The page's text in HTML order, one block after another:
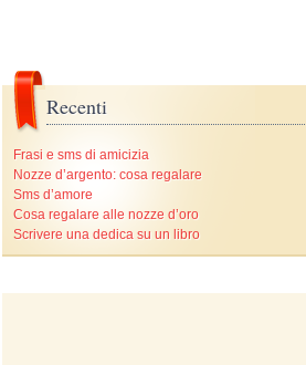
Recenti
Frasi e sms di amicizia
Nozze d’argento: cosa regalare
Sms d’amore
Cosa regalare alle nozze d’oro
Scrivere una dedica su un libro